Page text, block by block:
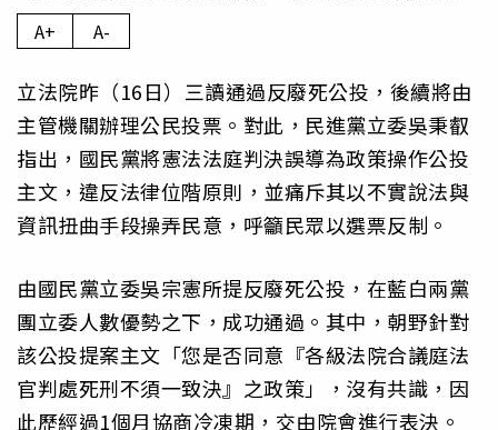
A+ A-
立法院昨（16日）三讀通過反廢死公投，後續將由
主管機關辦理公民投票。對此，民進黨立委吳秉叡
指出，國民黨將憲法法庭判決誤導為政策操作公投
主文，違反法律位階原則，並痛斥其以不實說法與
資訊扭曲手段操弄民意，呼籲民眾以選票反制。
由國民黨立委吳宗憲所提反廢死公投，在藍白兩黨
團立委人數優勢之下，成功通過。其中，朝野針對
該公投提案主文「您是否同意『各級法院合議庭法
官判處死刑不須一致決』之政策」，沒有共識，因
此歷經過1個月協商冷凍期，交由院會進行表決。